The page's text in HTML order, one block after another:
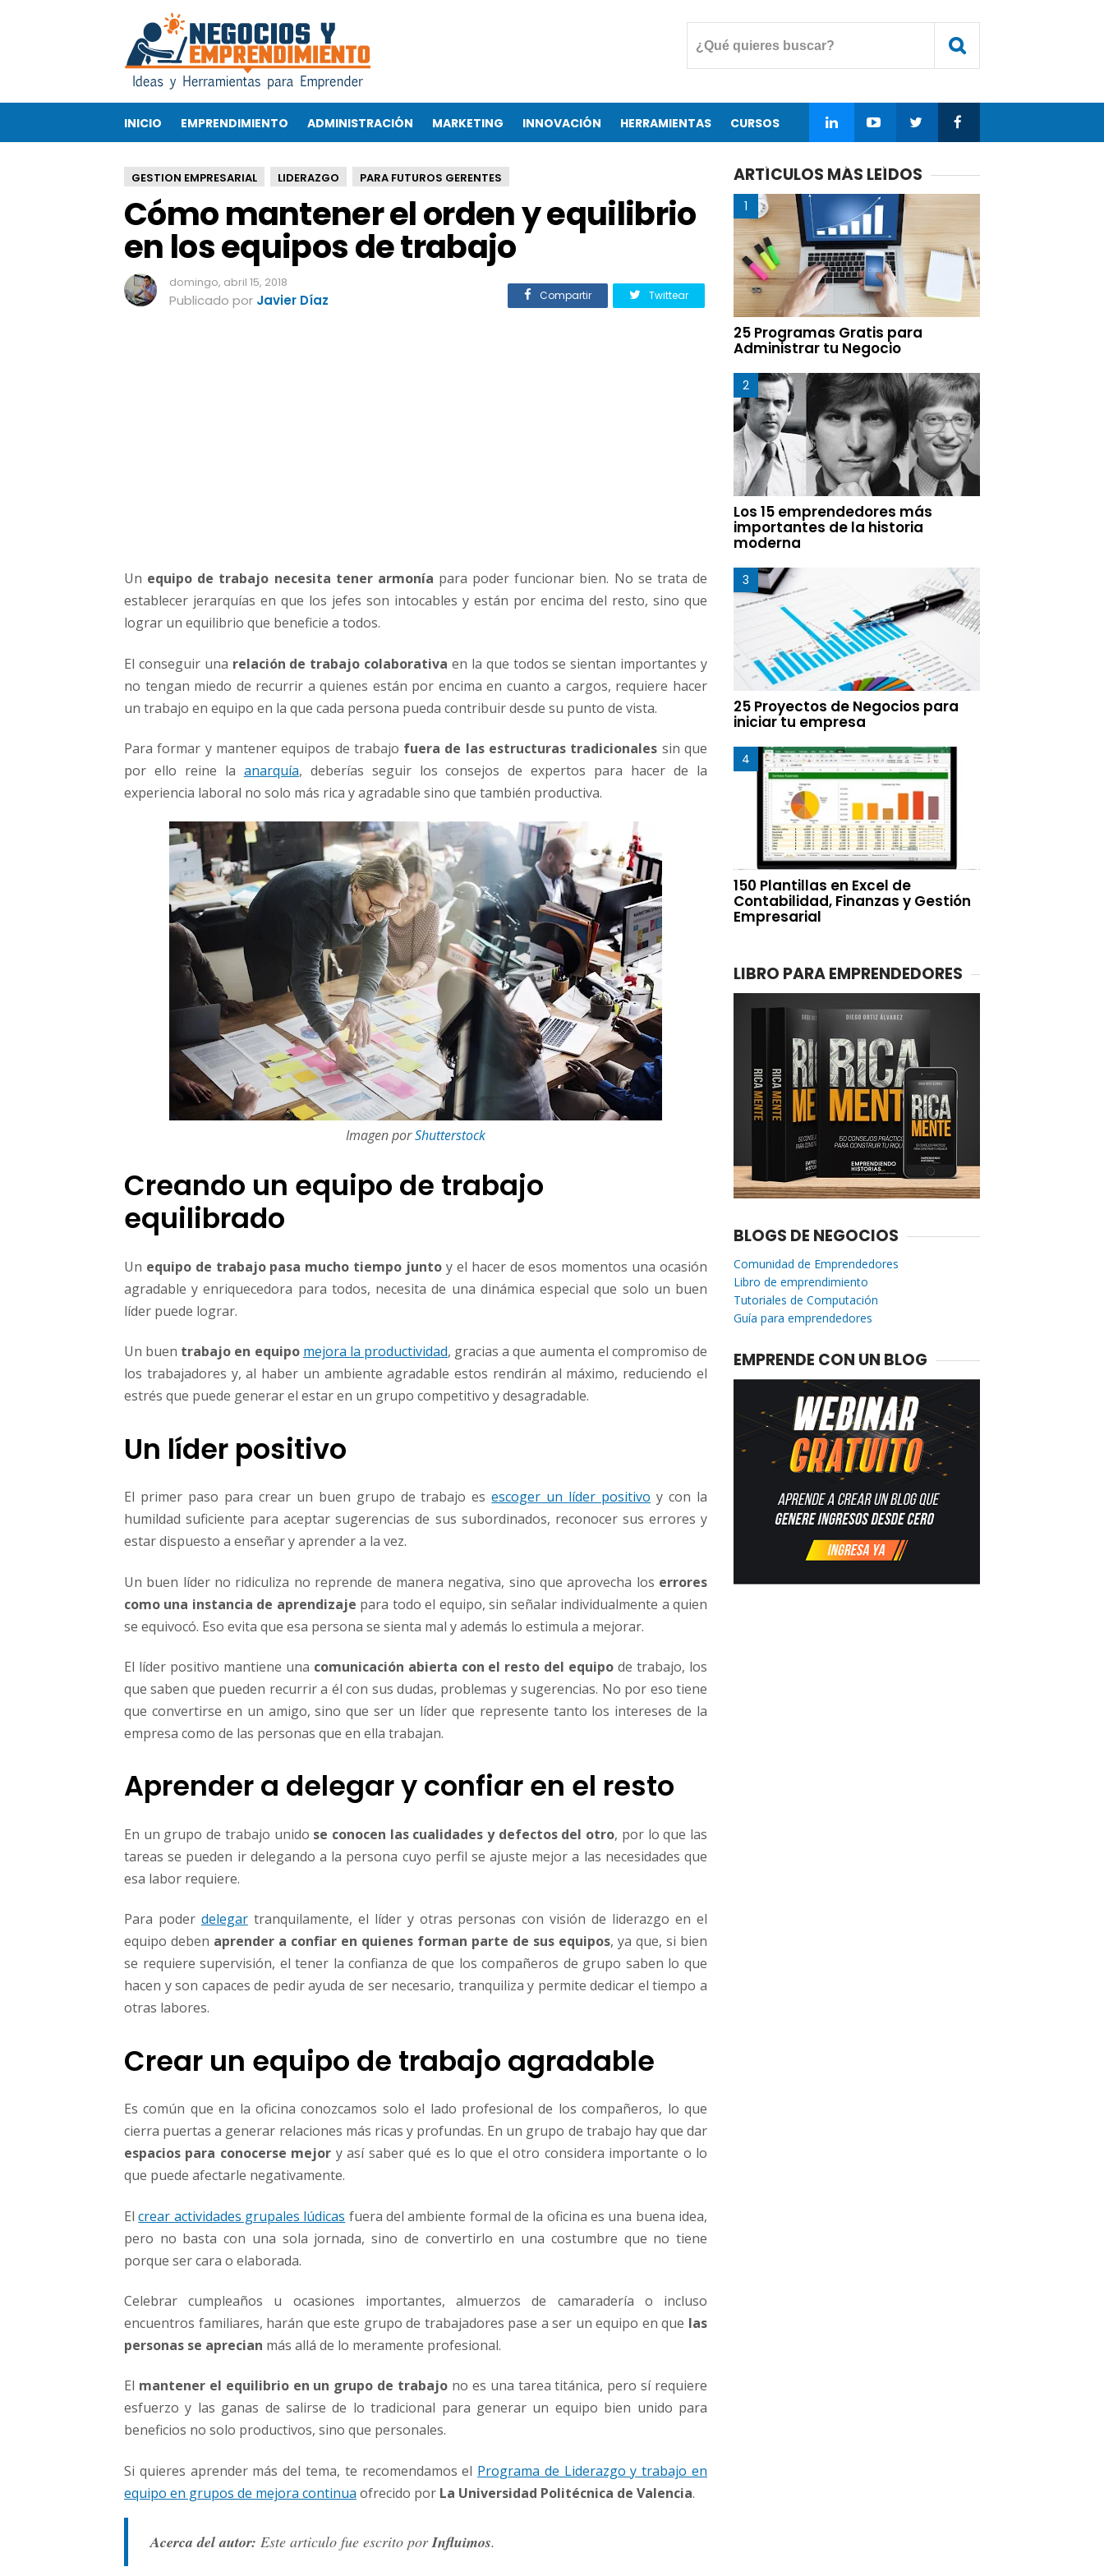
m
n
t
e
n
e
r
e
l
o
r
n
l
o
q
u
i
o
d
e
INICIO EMPRENDIMIENTO ADMINISTRACIÓN MARKETING INNOVACIÓN HERRAMIENTAS CURSOS
GESTION EMPRESARIAL LIDERAZGO PARA FUTUROS GERENTES
Cómo mantener el orden y equilibrio
en los equipos de trabajo
domingo, abril 15, 2018
Publicado por Javier Díaz Compartir Twittear
Un equipo de trabajo necesita tener armonía para poder funcionar bien. No se trata de
establecer jerarquías en que los jefes son intocables y están por encima del resto, sino que
lograr un equilibrio que beneficie a todos.
El conseguir una relación de trabajo colaborativa en la que todos se sientan importantes y
no tengan miedo de recurrir a quienes están por encima en cuanto a cargos, requiere hacer
un trabajo en equipo en la que cada persona pueda contribuir desde su punto de vista.
Para formar y mantener equipos de trabajo fuera de las estructuras tradicionales sin que
por ello reine la anarquía, deberías seguir los consejos de expertos para hacer de la
experiencia laboral no solo más rica y agradable sino que también productiva.
Imagen porShutterstock
Creando un equipo de trabajo
equilibrado
Un equipo de trabajo pasa mucho tiempo junto y el hacer de esos momentos una ocasión
agradable y enriquecedora para todos, necesita de una dinámica especial que solo un buen
líder puede lograr.
Un buen trabajo en equipo mejora la productividad, gracias a que aumenta el compromiso de
los trabajadores y, al haber un ambiente agradable estos rendirán al máximo, reduciendo el
estrés que puede generar el estar en un grupo competitivo y desagradable.
Un líder positivo
El primer paso para crear un buen grupo de trabajo esescoger un líder positivo y con la
humildad suficiente para aceptar sugerencias de sus subordinados, reconocer sus errores y
estar dispuesto a enseñar y aprender a la vez.
Un buen líder no ridiculiza no reprende de manera negativa, sino que aprovecha los errores
como una instancia de aprendizaje para todo el equipo, sin señalar individualmente a quien
se equivocó. Eso evita que esa persona se sienta mal y además lo estimula a mejorar.
El líder positivo mantiene una comunicación abierta con el resto del equipo de trabajo, los
que saben que pueden recurrir a él con sus dudas, problemas y sugerencias. No por eso tiene
que convertirse en un amigo, sino que ser un líder que represente tanto los intereses de la
empresa como de las personas que en ella trabajan.
Aprender a delegar y confiar en el resto
En un grupo de trabajo unido se conocen las cualidades y defectos del otro, por lo que las
tareas se pueden ir delegando a la persona cuyo perfil se ajuste mejor a las necesidades que
esa labor requiere.
Para poder delegartranquilamente, el líder y otras personas con visión de liderazgo en el
equipo deben aprender a confiar en quienes forman parte de sus equipos, ya que, si bien
se requiere supervisión, el tener la confianza de que los compañeros de grupo saben lo que
hacen y son capaces de pedir ayuda de ser necesario, tranquiliza y permite dedicar el tiempo a
otras labores.
Crear un equipo de trabajo agradable
Es común que en la oficina conozcamos solo el lado profesional de los compañeros, lo que
cierra puertas a generar relaciones más ricas y profundas. En un grupo de trabajo hay que dar
espacios para conocerse mejor y así saber qué es lo que el otro considera importante o lo
que puede afectarle negativamente.
Elcrear actividades grupales lúdicas fuera del ambiente formal de la oficina es una buena idea,
pero no basta con una sola jornada, sino de convertirlo en una costumbre que no tiene
porque ser cara o elaborada.
Celebrar cumpleaños u ocasiones importantes, almuerzos de camaradería o incluso
encuentros familiares, harán que este grupo de trabajadores pase a ser un equipo en que las
personas se aprecian más allá de lo meramente profesional.
El mantener el equilibrio en un grupo de trabajo no es una tarea titánica, pero sí requiere
esfuerzo y las ganas de salirse de lo tradicional para generar un equipo bien unido para
beneficios no solo productivos, sino que personales.
Si quieres aprender más del tema, te recomendamos el Programa de Liderazgo y trabajo en
equipo en grupos de mejora continua ofrecido por La Universidad Politécnica de Valencia.
Acerca del autor: Este articulo fue escrito porInfluimos.
ARTÍCULOS MÁS LEÍDOS
25 Programas Gratis para
Administrar tu Negocio
Los 15 emprendedores más
importantes de la historia
moderna
25 Proyectos de Negocios para
iniciar tu empresa
150 Plantillas en Excel de
Contabilidad, Finanzas y Gestión
Empresarial
LIBRO PARA EMPRENDEDORES
BLOGS DE NEGOCIOS
Comunidad de Emprendedores
Libro de emprendimiento
Tutoriales de Computación
Guía para emprendedores
EMPRENDE CON UN BLOG